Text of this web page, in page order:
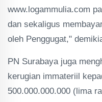
www.logammulia.com
dan sekaligus
oleh Penggugat,"
PN Surabaya juga
kerugian immateriil
500.000.000.000 (lima